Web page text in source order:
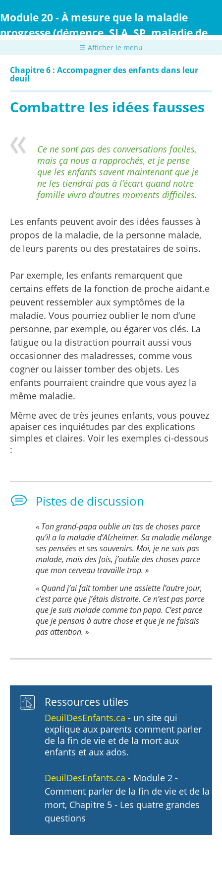
au
principal
Module 20 - À mesure que la maladie
progresse (démence, SLA, SP, maladie de
Parkinson ou maladie de Huntington)
☰ Afficher le menu
Chapitre 6 : Accompagner des enfants dans leur
deuil
Combattre les idées fausses
Ce ne sont pas des conversations faciles,
mais ça nous a rapprochés, et je pense
que les enfants savent maintenant que je
ne les tiendrai pas à l’écart quand notre
famille vivra d’autres moments difficiles.
Les enfants peuvent avoir des idées fausses à
propos de la maladie, de la personne malade,
de leurs parents ou des prestataires de soins.
Par exemple, les enfants remarquent que
certains effets de la fonction de proche aidant.e
peuvent ressembler aux symptômes de la
maladie. Vous pourriez oublier le nom d’une
personne, par exemple, ou égarer vos clés. La
fatigue ou la distraction pourrait aussi vous
occasionner des maladresses, comme vous
cogner ou laisser tomber des objets. Les
enfants pourraient craindre que vous ayez la
même maladie.
Même avec de très jeunes enfants, vous pouvez
apaiser ces inquiétudes par des explications
simples et claires. Voir les exemples ci-dessous
:
Pistes de discussion
« Ton grand-papa oublie un tas de choses parce
qu’il a la maladie d’Alzheimer. Sa maladie mélange
ses pensées et ses souvenirs. Moi, je ne suis pas
malade, mais des fois, j’oublie des choses parce
que mon cerveau travaille trop. »
« Quand j’ai fait tomber une assiette l’autre jour,
c’est parce que j’étais distraite. Ce n’est pas parce
que je suis malade comme ton papa. C’est parce
que je pensais à autre chose et que je ne faisais
pas attention. »
Ressources utiles
DeuilDesEnfants.ca - un site qui
explique aux parents comment parler
de la fin de vie et de la mort aux
enfants et aux ados.
DeuilDesEnfants.ca - Module 2 -
Comment parler de la fin de vie et de la
mort, Chapitre 5 - Les quatre grandes
questions